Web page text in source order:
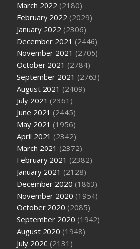
March 2022 (2180)
February 2022 (2029)
January 2022 (2306)
December 2021 (2446)
November 2021 (2705)
October 2021 (2784)
September 2021 (2763)
August 2021 (2409)
July 2021 (2361)
June 2021 (2445)
May 2021 (1956)
April 2021 (2342)
March 2021 (2372)
February 2021 (2382)
January 2021 (2128)
December 2020 (1863)
November 2020 (1954)
October 2020 (2085)
September 2020 (1942)
August 2020 (1948)
July 2020 (2131)